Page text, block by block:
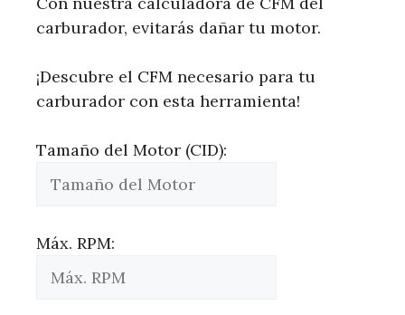
carburador, evitarás dañar tu motor.
¡Descubre el CFM necesario para tu
carburador con esta herramienta!
Tamaño del Motor (CID):
Máx. RPM: